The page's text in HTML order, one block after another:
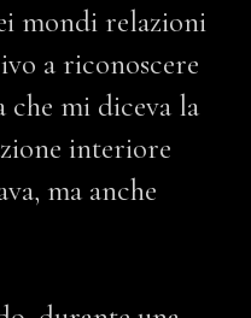
mondi relazioni
a riconoscere
che mi diceva la
interiore
ma anche